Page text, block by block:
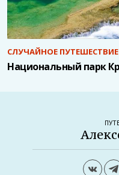
СЛУЧАЙНОЕ ПУТЕШЕСТВИЕ
Национальный парк